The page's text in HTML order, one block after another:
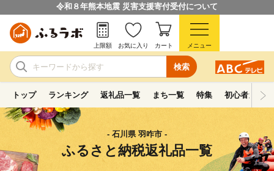
令和８年熊本地震 災害支援寄付受付について
検索
上限額 お気に入り カート メニュー
トップ ランキング 返礼品一覧 まち一覧 特集 初心者ガイド
- 石川県 羽咋市 -
ふるさと納税返礼品一覧